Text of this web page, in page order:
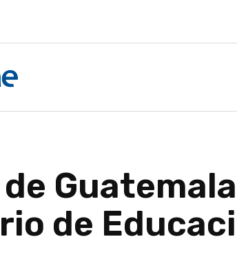
de